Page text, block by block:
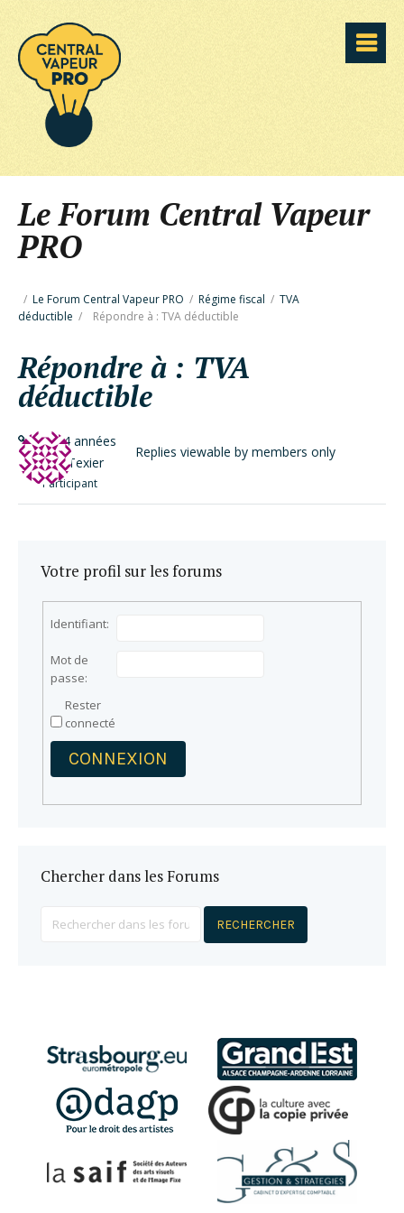
Le Forum Central Vapeur
PRO
/ Le Forum Central Vapeur PRO / Régime fiscal / TVA
déductible / Répondre à : TVA déductible
Répondre à : TVA
déductible
il y a 4 années
Fabien Texier
Participant
Replies viewable by members only
Votre profil sur les forums
Identifiant:
Mot de
passe:
Rester
connecté
CONNEXION
Chercher dans les Forums